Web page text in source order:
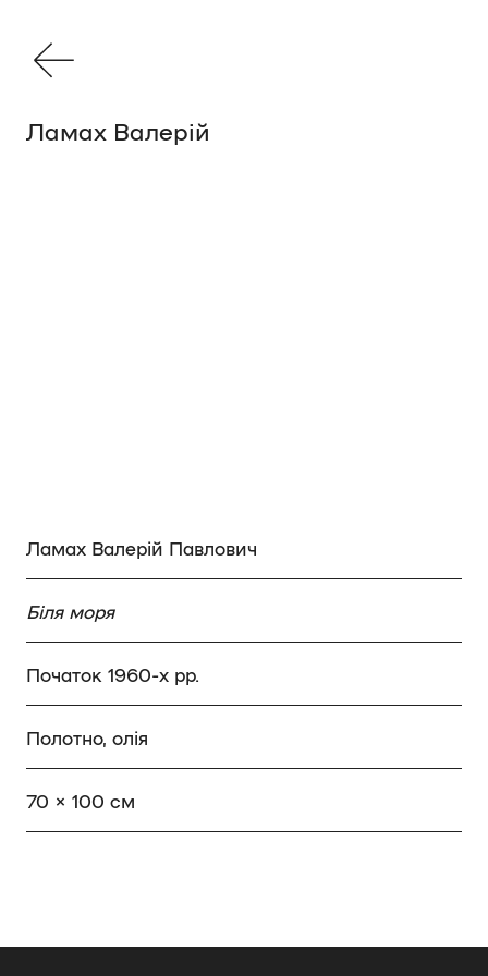
Ламах Валерій
Ламах Валерій Павлович
Біля моря
Початок 1960-х рр.
Полотно, олія
70 × 100 см